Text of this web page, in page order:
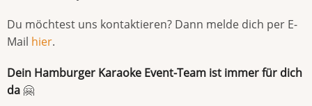
Du möchtest uns kontaktieren? Dann melde dich per E-
Mail hier.
Dein Hamburger Karaoke Event-Team ist immer für dich
da 🤗